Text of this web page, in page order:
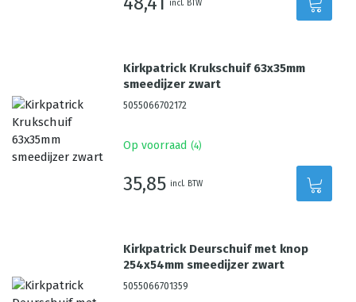
incl. BTW
Kirkpatrick Krukschuif 63x35mm
smeedijzer zwart
5055066702172
Op voorraad (4)
35,85 incl. BTW
Kirkpatrick Deurschuif met knop
254x54mm smeedijzer zwart
5055066701359